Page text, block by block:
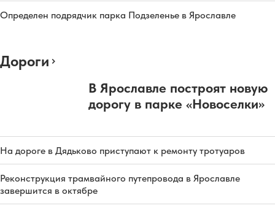
Определен подрядчик парка Подзеленье в Ярославле
Дороги
В Ярославле построят новую
дорогу в парке «Новоселки»
На дороге в Дядьково приступают к ремонту тротуаров
Реконструкция трамвайного путепровода в Ярославле
завершится в октябре